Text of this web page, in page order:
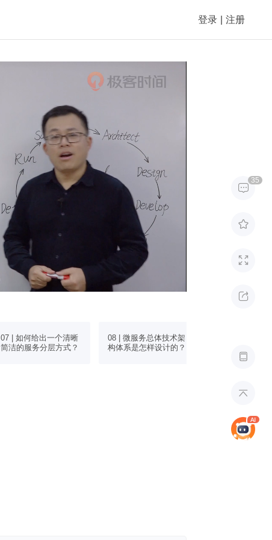
登录 注册

35





07 | 如何给出一个清晰
简洁的服务分层方式？
08 | 微服务总体技术架
构体系是怎样设计的？